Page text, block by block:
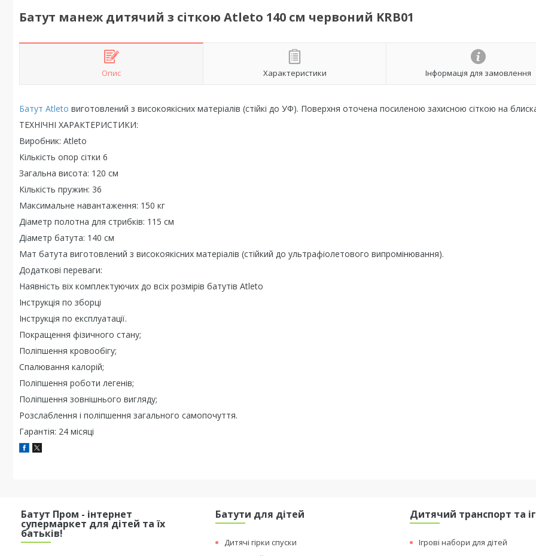
Батут манеж дитячий з сіткою Atleto 140 см червоний KRB01
Опис Характеристики Інформація для замовлення
Батут Atleto виготовлений з високоякісних матеріалів (стійкі до УФ). Поверхня оточена посиленою захисною сіткою на
ТЕХНІЧНІ ХАРАКТЕРИСТИКИ:
Виробник: Atleto
Кількість опор сітки 6
Загальна висота: 120 см
Кількість пружин: 36
Максимальне навантаження: 150 кг
Діаметр полотна для стрибків: 115 см
Діаметр батута: 140 см
Мат батута виготовлений з високоякісних матеріалів (стійкий до ультрафіолетового випромінювання).
Додаткові переваги:
Наявність віх комплектуючих до всіх розмірів батутів Atleto
Інструкція по зборці
Інструкція по експлуатації.
Покращення фізичного стану;
Поліпшення кровообігу;
Спалювання калорій;
Поліпшення роботи легенів;
Поліпшення зовнішнього вигляду;
Розслаблення і поліпшення загального самопочуття.
Гарантія: 24 місяці
Батут Пром - інтернет
супермаркет для дітей та їх
батьків!
Батути для дітей
Дитячі гірки спуски
Дитячий транспорт та
Ігрові набори для дітей